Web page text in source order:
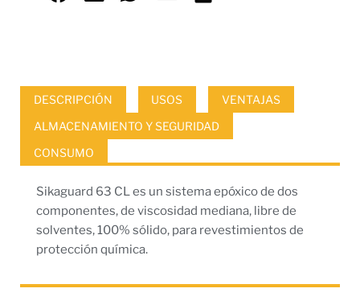
DESCRIPCIÓN USOS
VENTAJAS
ALMACENAMIENTO Y SEGURIDAD
CONSUMO
Sikaguard 63 CL es un sistema epóxico de dos
componentes, de viscosidad mediana, libre de
solventes, 100% sólido, para revestimientos de
protección química.